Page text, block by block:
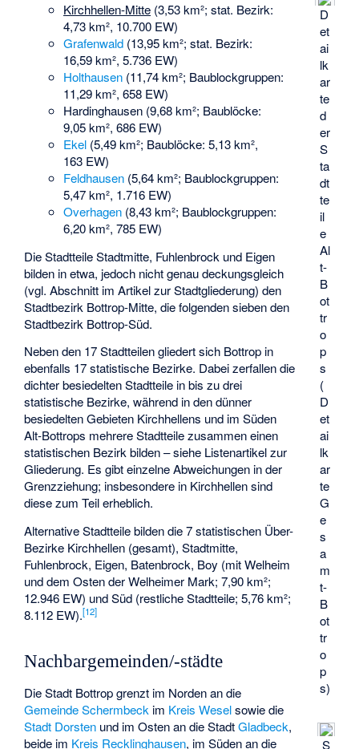
D
et
ai
lk
ar
te
d
er
S
ta
dt
te
il
e
Al
t-
B
ot
tr
o
p
s
(
D
et
ai
lk
ar
te
G
e
s
a
m
t-
B
ot
tr
o
p
s)
S
Kirchhellen-Mitte (3,53 km²; stat. Bezirk:
4,73 km², 10.700 EW)
Grafenwald (13,95 km²; stat. Bezirk:
16,59 km², 5.736 EW)
Holthausen (11,74 km²; Baublockgruppen:
11,29 km², 658 EW)
Hardinghausen (9,68 km²; Baublöcke:
9,05 km², 686 EW)
Ekel (5,49 km²; Baublöcke: 5,13 km²,
163 EW)
Feldhausen (5,64 km²; Baublockgruppen:
5,47 km², 1.716 EW)
Overhagen (8,43 km²; Baublockgruppen:
6,20 km², 785 EW)
Die Stadtteile Stadtmitte, Fuhlenbrock und Eigen
bilden in etwa, jedoch nicht genau deckungsgleich
(vgl.Abschnitt im Artikel zur Stadtgliederung) den
Stadtbezirk Bottrop-Mitte, die folgenden sieben den
Stadtbezirk Bottrop-Süd.
Neben den 17 Stadtteilen gliedert sich Bottrop in
ebenfalls 17 statistische Bezirke. Dabei zerfallen die
dichter besiedelten Stadtteile in bis zu drei
statistische Bezirke, während in den dünner
besiedelten Gebieten Kirchhellens und im Süden
Alt-Bottrops mehrere Stadtteile zusammen einen
statistischen Bezirk bilden – siehe Listenartikel zur
Gliederung. Es gibt einzelneAbweichungen in der
Grenzziehung; insbesondere in Kirchhellen sind
diese zum Teil erheblich.
Alternative Stadtteile bilden die 7 statistischen Über-
Bezirke Kirchhellen (gesamt), Stadtmitte,
Fuhlenbrock, Eigen, Batenbrock, Boy (mit Welheim
und dem Osten der Welheimer Mark; 7,90 km²;
12.946 EW) und Süd (restliche Stadtteile; 5,76 km²;
8.112 EW).[12]
Nachbargemeinden/-städte
Die Stadt Bottrop grenzt im Norden an die
Gemeinde Schermbeck im Kreis Weselsowie die
Stadt Dorsten und im Osten an die StadtGladbeck,
beide im Kreis Recklinghausen, im Süden an die